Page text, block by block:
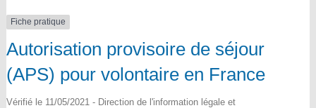
Fiche pratique
Autorisation provisoire de séjour
(APS) pour volontaire en France
Vérifié le 11/05/2021 - Direction de l'information légale et